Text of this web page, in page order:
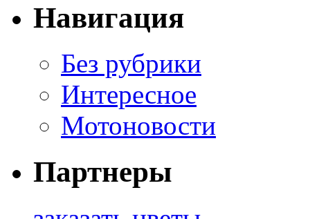
Навигация
Без рубрики
Интересное
Мотоновости
Партнеры